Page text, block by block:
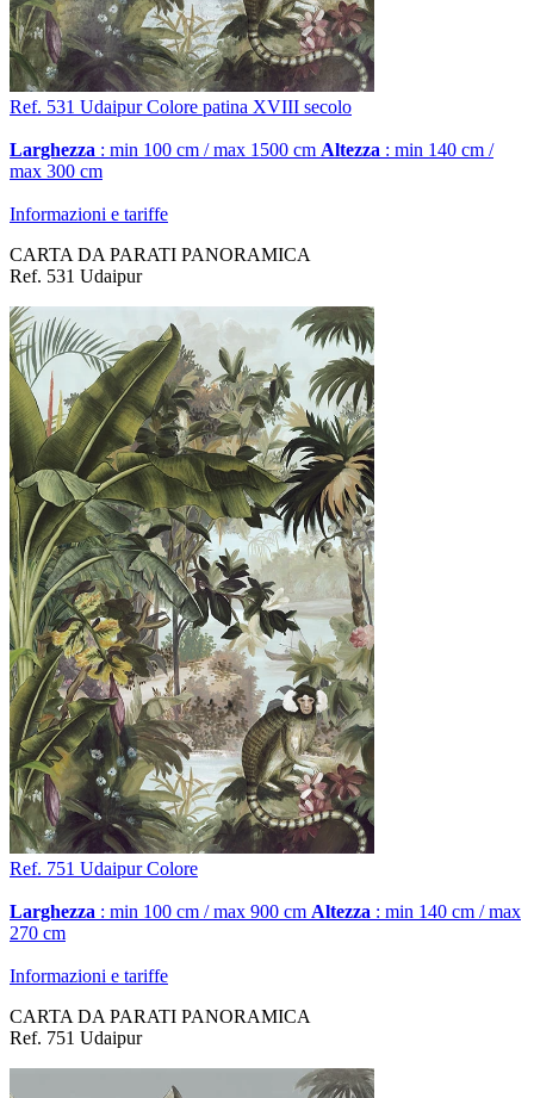
Ref. 531 Udaipur Colore patina XVIII secolo
Larghezza : min 100 cm / max 1500 cm Altezza : min 140 cm /
max 300 cm
Informazioni e tariffe
CARTA DA PARATI PANORAMICA
Ref. 531 Udaipur
Ref. 751 Udaipur Colore
Larghezza : min 100 cm / max 900 cm Altezza : min 140 cm / max
270 cm
Informazioni e tariffe
CARTA DA PARATI PANORAMICA
Ref. 751 Udaipur